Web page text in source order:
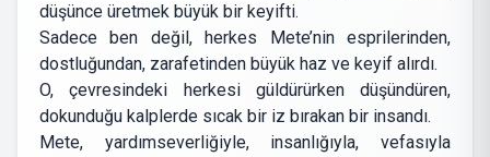
düşünce üretmek büyük bir keyifti.
Sadece ben değil, herkes Mete’nin esprilerinden,
dostluğundan, zarafetinden büyük haz ve keyif alırdı.
O, çevresindeki herkesi güldürürken düşündüren,
dokunduğu kalplerde sıcak bir iz bırakan bir insandı.
Mete, yardımseverliğiyle, insanlığıyla, vefasıyla